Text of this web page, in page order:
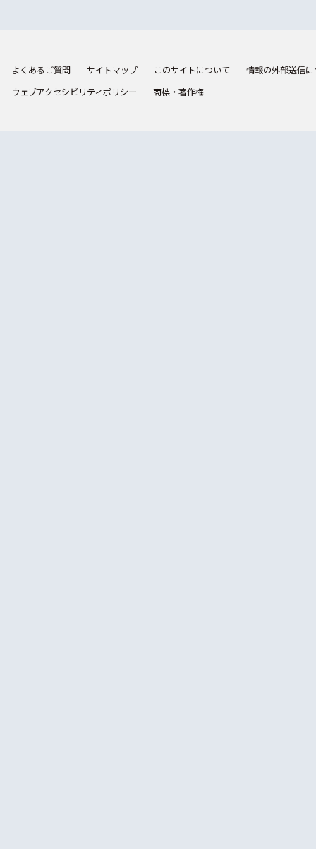
よくあるご質問 サイトマップ このサイトについて
情報の外部送信
ウェブアクセシビリティポリシー
商標・著作権